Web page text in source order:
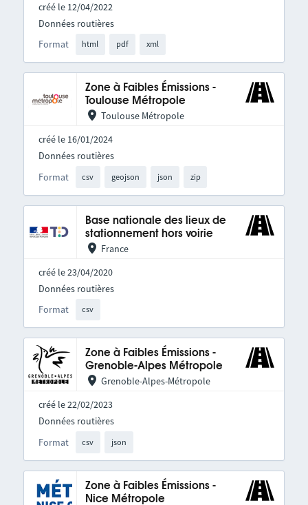
créé le 12/04/2022
Format html pdf xml
Données routières
Zone à Faibles Émissions -
Toulouse Métropole
Toulouse Métropole
créé le 16/01/2024
Format csv geojson json zip
Données routières
Base nationale des lieux de
stationnement hors voirie
France
créé le 23/04/2020
Format csv
Données routières
Zone à Faibles Émissions -
Grenoble-Alpes Métropole
Grenoble-Alpes-Métropole
créé le 22/02/2023
Format csv json
Données routières
Zone à Faibles Émissions -
Nice Métropole